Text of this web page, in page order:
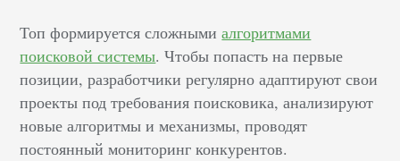
Топ формируется сложнымиалгоритмами
поисковой системы. Чтобы попасть на первые
позиции, разработчики регулярно адаптируют свои
проекты под требования поисковика, анализируют
новые алгоритмы и механизмы, проводят
постоянный мониторинг конкурентов.